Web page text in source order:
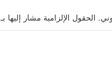
الحقول الإلزامية مشار إليها بـ